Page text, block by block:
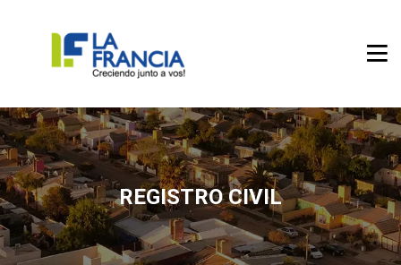
REGISTRO CIVIL